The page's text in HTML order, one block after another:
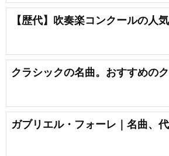
【歴代】吹奏楽コンクールの人
クラシックの名曲。おすすめの
ガブリエル・フォーレ｜名曲、